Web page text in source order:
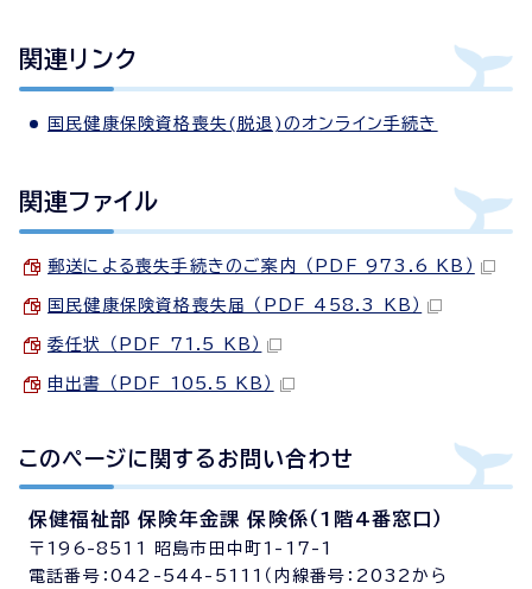
関連リンク
国民健康保険資格喪失(脱退)のオンライン手続き
関連ファイル
郵送による喪失手続きのご案内 （PDF 973.6 KB）
国民健康保険資格喪失届 （PDF 458.3 KB）
委任状 （PDF 71.5 KB）
申出書 （PDF 105.5 KB）
このページに関する お問い合わせ
保健福祉部 保険年金課 保険係（1階4番窓口）
〒196-8511 昭島市田中町1-17-1
電話番号：042-544-5111（内線番号：2032から